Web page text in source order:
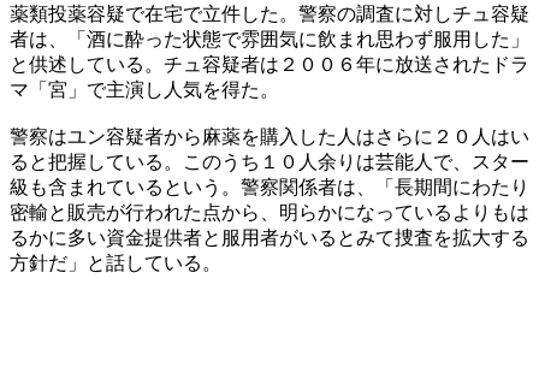
薬類投薬容疑で在宅で立件した。警察の調査に対しチュ容疑
者は、「酒に酔った状態で雰囲気に飲まれ思わず服用した」
と供述している。チュ容疑者は２００６年に放送されたドラ
マ「宮」で主演し人気を得た。
警察はユン容疑者から麻薬を購入した人はさらに２０人はい
ると把握している。このうち１０人余りは芸能人で、スター
級も含まれているという。警察関係者は、「長期間にわたり
密輸と販売が行われた点から、明らかになっているよりもは
るかに多い資金提供者と服用者がいるとみて捜査を拡大する
方針だ」と話している。